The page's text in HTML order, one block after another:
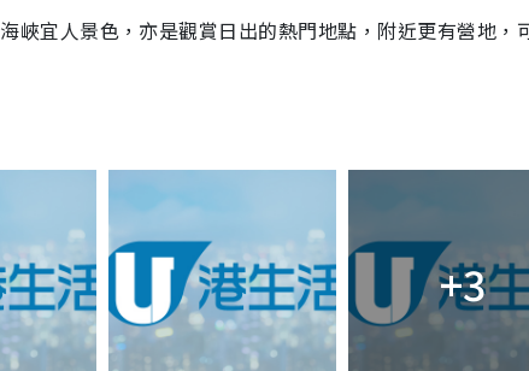
峽宜人景色，亦是觀賞日出的熱門地點，附近更有營地，
+3